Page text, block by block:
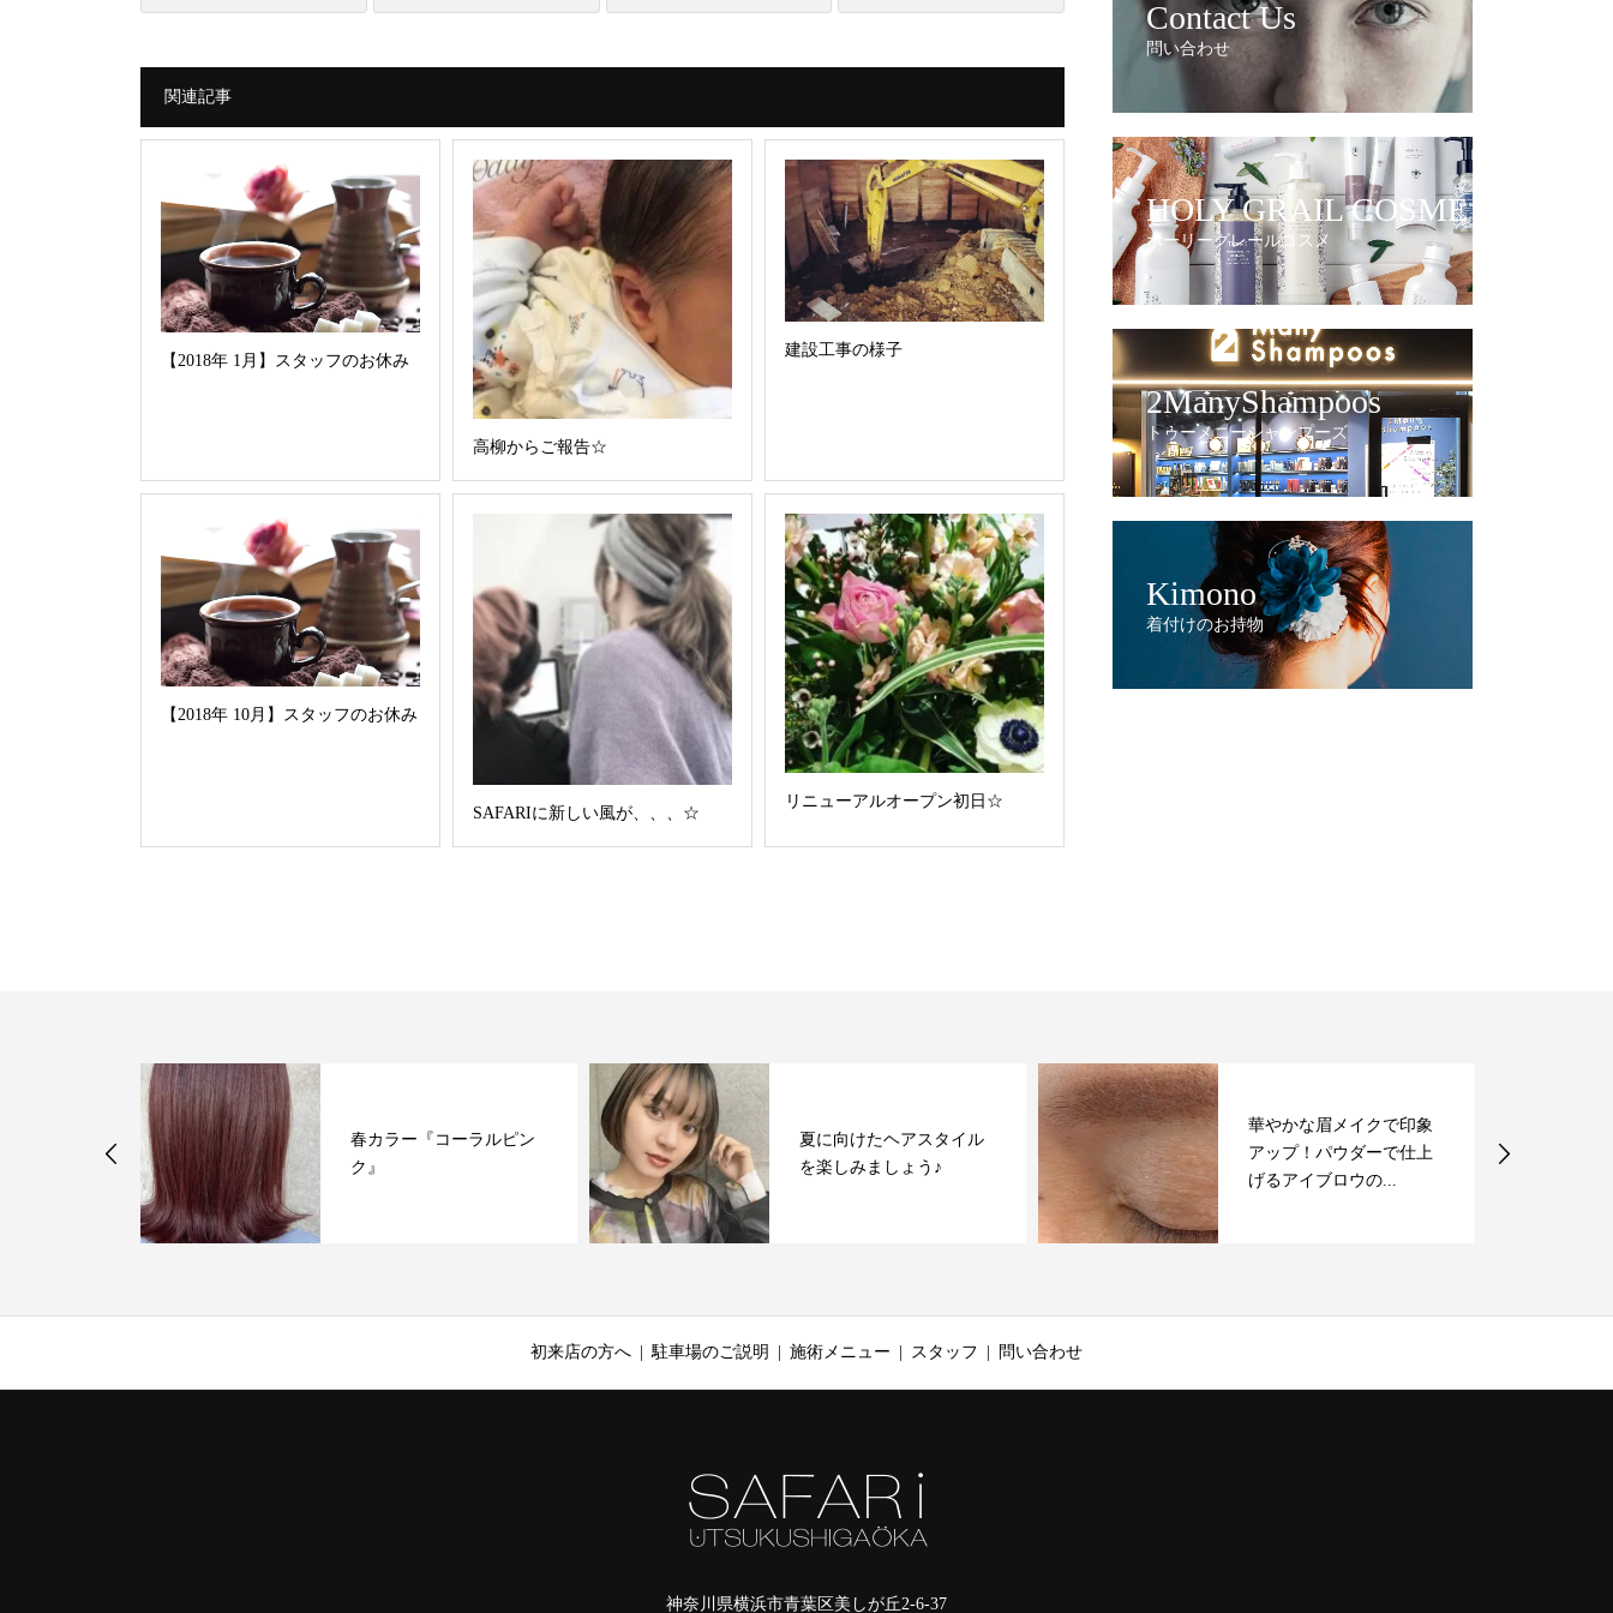
関連記事
【2018年 1月】スタッフのお休み
高柳からご報告☆
建設工事の様子
【2018年 10月】スタッフのお休み
SAFARIに新しい風が、、、☆
リニューアルオープン初日☆
Contact Us
問い合わせ
HOLY GRAIL COSME
ホーリーグレールコスメ
2ManyShampoos
トゥーメニーシャンプーズ
Kimono
着付けのお持物
春カラー『コーラルピン
ク』
夏に向けたヘアスタイル
を楽しみましょう♪
華やかな眉メイクで印象
アップ！パウダーで仕上
げるアイブロウの...
初来店の方へ 駐車場のご説明 施術メニュー スタッフ 問い合わせ
神奈川県横浜市青葉区美しが丘2-6-37